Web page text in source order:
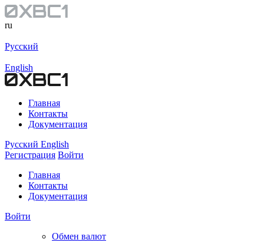
ru
Русский
English
Главная
Контакты
Документация
Русский English
Регистрация Войти
Главная
Контакты
Документация
Войти
Обмен валют